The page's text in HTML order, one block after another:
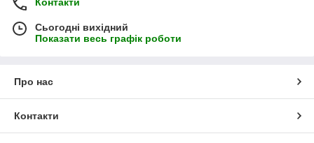
Сьогодні вихідний
Показати весь графік роботи
Про нас
Контакти